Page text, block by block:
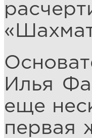
Илья
еще
первая